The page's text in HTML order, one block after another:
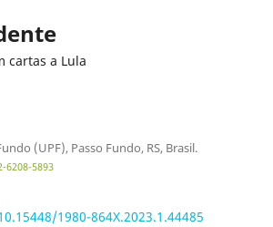
cartas a Lula
(UPF), Passo Fundo, RS, Brasil.
5893
1980-864X.2023.1.44485